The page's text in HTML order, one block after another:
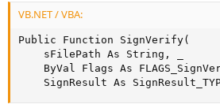
VB.NET / VBA:
Public Function SignVerify(
    sFilePath As String, _
ByVal Flags As
SignResult As